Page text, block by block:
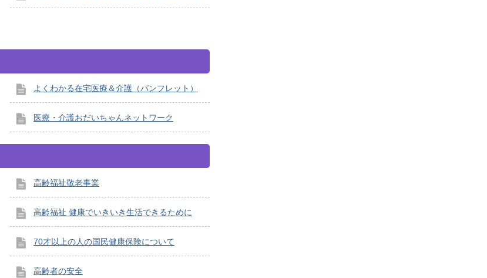
よくわかる在宅医療＆介護（パンフレット）
医療・介護おだいちゃんネットワーク
高齢福祉敬老事業
高齢福祉 健康でいきいき生活できるために
70才以上の人の国民健康保険について
高齢者の安全